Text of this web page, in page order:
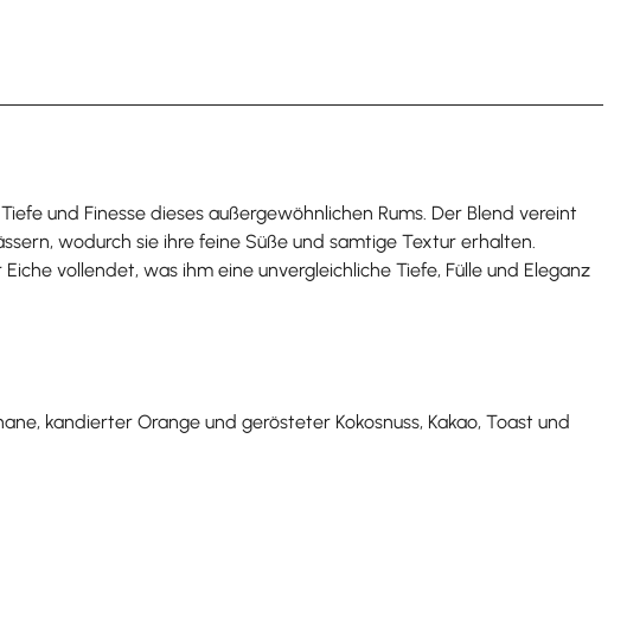
und Finesse dieses außergewöhnlichen Rums. Der Blend vereint
wodurch sie ihre feine Süße und samtige Textur erhalten.
vollendet, was ihm eine unvergleichliche Tiefe, Fülle und Eleganz
kandierter Orange und gerösteter Kokosnuss, Kakao, Toast und